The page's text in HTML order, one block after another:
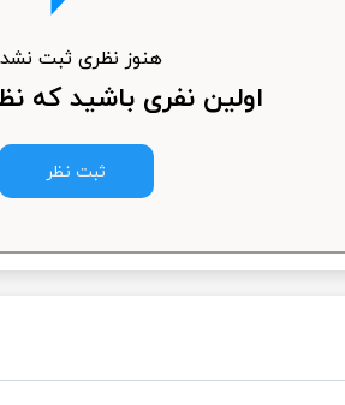
هنوز نظری ثبت
اولین نفری باشید که
ثبت نظر